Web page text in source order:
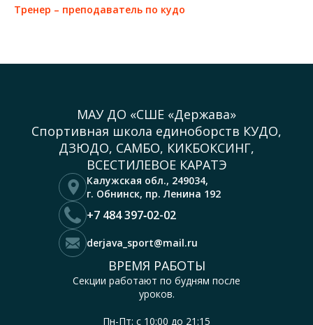
Тренер – преподаватель по кудо
МАУ ДО «СШЕ «Держава»
Спортивная школа единоборств КУДО,
ДЗЮДО, САМБО, КИКБОКСИНГ,
ВСЕСТИЛЕВОЕ КАРАТЭ
Калужская обл., 249034,
г. Обнинск, пр. Ленина 192
+7 484 397‑02-02
derjava_sport@mail.ru
ВРЕМЯ РАБОТЫ
Секции работают по будням после
уроков.
Пн-Пт: с 10:00 до 21:15